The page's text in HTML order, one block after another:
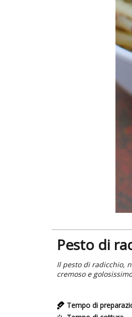
Pesto di
Il pesto di radicchio,
cremoso e
Tempo di